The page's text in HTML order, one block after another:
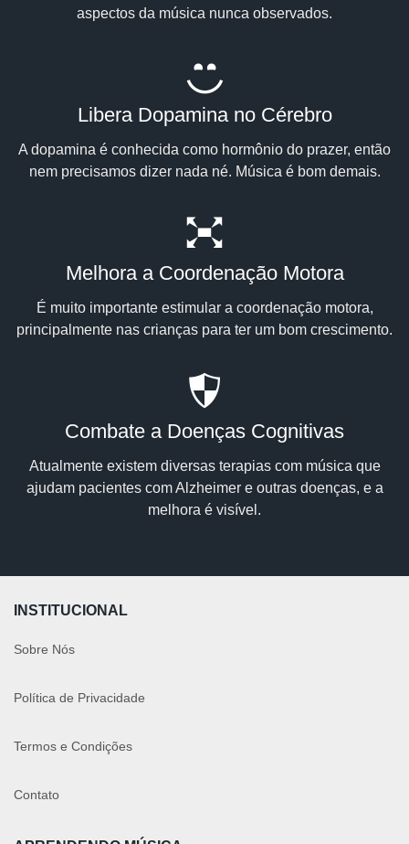
aspectos da música nunca observados.
Libera Dopamina no Cérebro
A dopamina é conhecida como hormônio do prazer, então
nem precisamos dizer nada né. Música é bom demais.
Melhora a Coordenação Motora
É muito importante estimular a coordenação motora,
principalmente nas crianças para ter um bom crescimento.
Combate a Doenças Cognitivas
Atualmente existem diversas terapias com música que
ajudam pacientes com Alzheimer e outras doenças, e a
melhora é visível.
INSTITUCIONAL
Sobre Nós
Política de Privacidade
Termos e Condições
Contato